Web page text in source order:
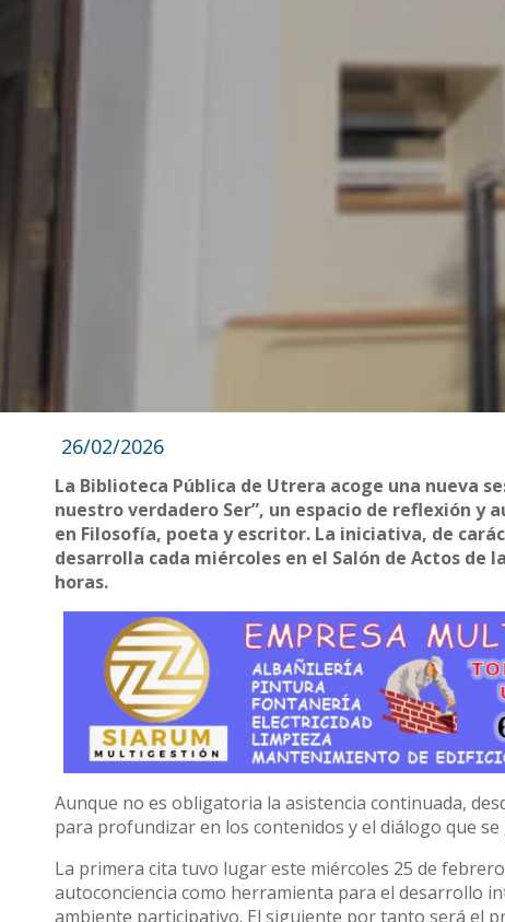
26/02/2026
La Biblioteca Pública de Utrera acoge una nueva
nuestro verdadero Ser”, un espacio de reflexión
en Filosofía, poeta y escritor. La iniciativa, de
desarrolla cada miércoles en el Salón de Actos de
horas.
Aunque no es obligatoria la asistencia continuada,
para profundizar en los contenidos y el diálogo que
La primera cita tuvo lugar este miércoles 25 de
autoconciencia como herramienta para el desarrollo
ambiente participativo. El siguiente por tanto será el